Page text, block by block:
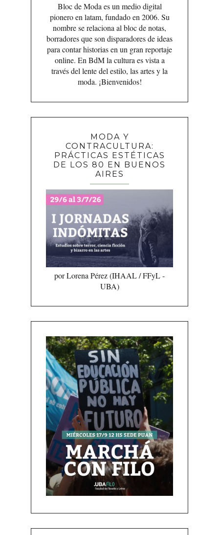
Bloc de Moda es un medio digital
pionero en latam, fundado en 2006. Su
nombre se relaciona al bloc de notas,
borradores que son disparadores de ideas
para contar historias en un gran reportaje
online. En BdM la cultura es vista a
través del lente del estilo, las artes y la
moda. ¡Bienvenidos!
MODA Y
CONTRACULTURA:
PRÁCTICAS ESTÉTICAS
DE LOS 80 EN BUENOS
AIRES
por Lorena Pérez (IHAAL / FFyL -
UBA)